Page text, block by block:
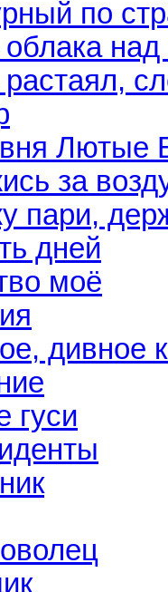
по
Лютые
за
пари,
дней
моё
дивное
гуси